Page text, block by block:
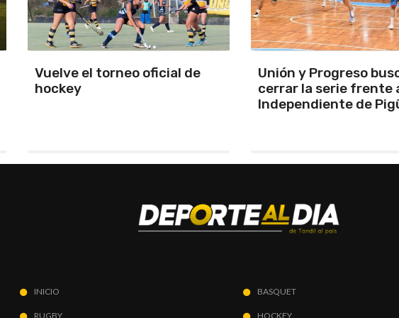
Unión y Progreso busca
cerrar la serie frente a
Se programó la
URD
INICIO
RUGBY
BASQUET
HOCKEY